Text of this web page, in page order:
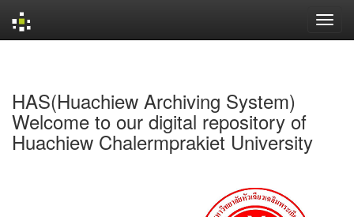
HAS(Huachiew Archiving System)
Welcome to our digital repository of
Huachiew Chalermprakiet University